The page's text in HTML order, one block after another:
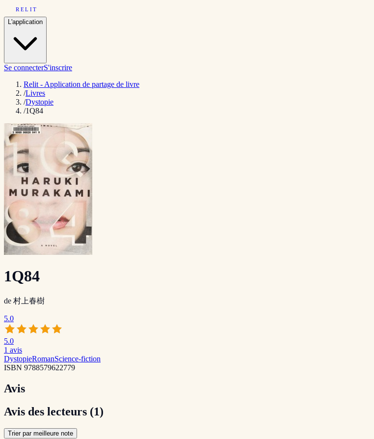
RELIT
L'application
Se connecterS'inscrire
Relit - Application de partage de livre
/Livres
/Dystopie
/1Q84
1Q84
de 村上春樹
5.0
5.0
1 avis
DystopieRomanScience-fiction
ISBN 9788579622779
Avis
Avis des lecteurs (1)
Trier par meilleure note